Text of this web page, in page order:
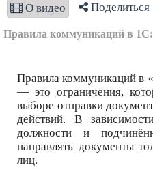
О видео Поделиться
Правила коммуникаций в
Правила коммуникаций в
— это ограничения,
выборе отправки
действий. В
должности и
направлять документы
лиц.